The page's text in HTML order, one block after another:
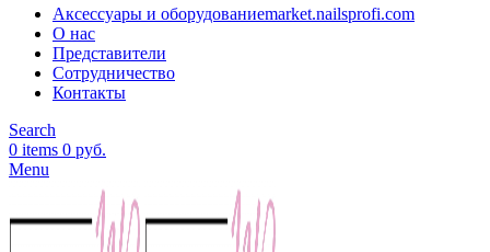
Аксессуары и оборудованиеmarket.nailsprofi.com
О нас
Представители
Сотрудничество
Контакты
Search
0 items 0 руб.
Menu